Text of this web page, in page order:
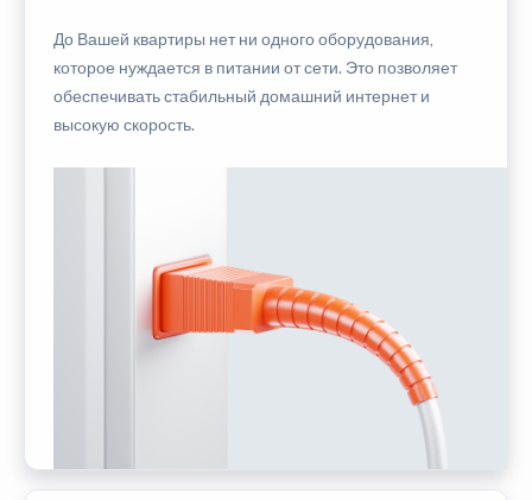
До Вашей квартиры нет ни одного оборудования,
которое нуждается в питании от сети. Это позволяет
обеспечивать стабильный домашний интернет и
высокую скорость.